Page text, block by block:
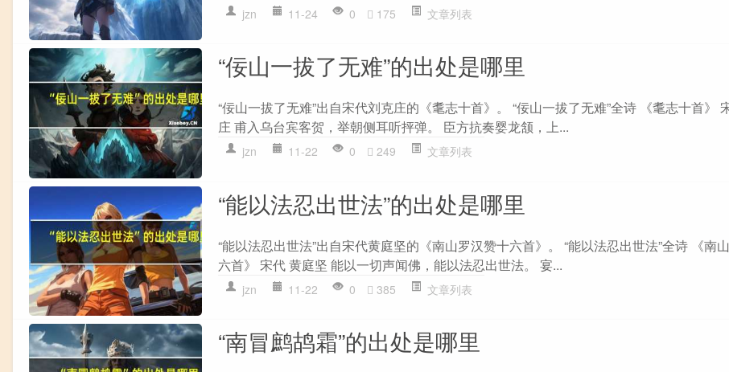
jzn 11-24 0 175 文章列表
“佞山一拔了无难”的出处是哪里
“佞山一拔了无难”出自宋代刘克庄的《耄志十首》。 “佞山一拔了无难”全诗 《耄志十首》
庄 甫入乌台宾客贺，举朝侧耳听抨弹。 臣方抗奏婴龙颔，上...
jzn 11-22 0 249 文章列表
“能以法忍出世法”的出处是哪里
“能以法忍出世法”出自宋代黄庭坚的《南山罗汉赞十六首》。 “能以法忍出世法”全诗 《南
六首》 宋代 黄庭坚 能以一切声闻佛，能以法忍出世法。 宴...
jzn 11-22 0 385 文章列表
“南冒鹧鸪霜”的出处是哪里